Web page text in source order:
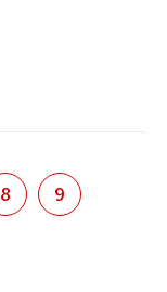
8 9